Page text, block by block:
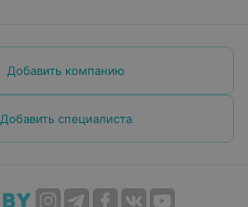
Добавить компанию
Добавить специалиста